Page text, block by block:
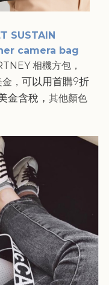
SUSTAIN
camera bag
相機方包，
， 可以用首購9折
金含稅， 其他顏色